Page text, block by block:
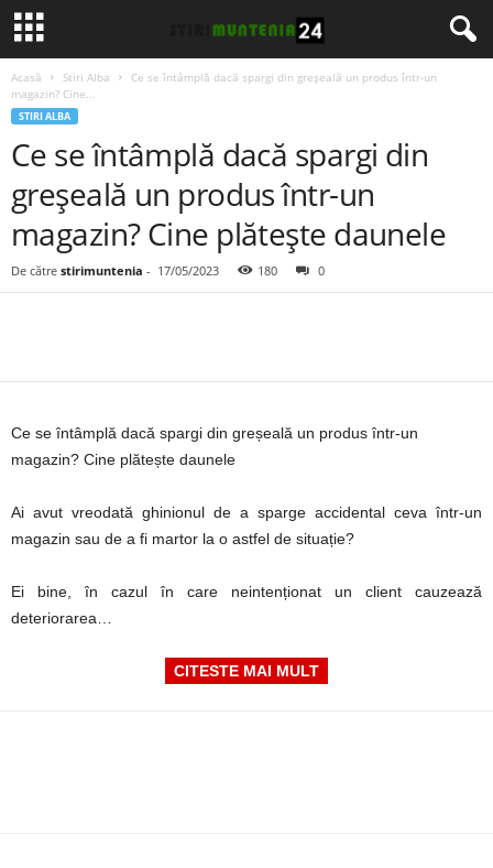
Acasă Stiri Alba
Ce se întâmplă dacă spargi din greșeală un produs într-un
magazin? Cine...
STIRI ALBA
Ce se întâmplă dacă spargi din
greșeală un produs într-un
magazin? Cine plătește daunele
De către stirimuntenia - 17/05/2023 180 0
Ce se întâmplă dacă spargi din greșeală un produs într-un
magazin? Cine plătește daunele
Ai avut vreodată ghinionul de a sparge accidental ceva într-un
magazin sau de a fi martor la o astfel de situație?
Ei bine, în cazul în care neintenționat un client cauzează
deteriorarea…
CITESTE MAI MULT